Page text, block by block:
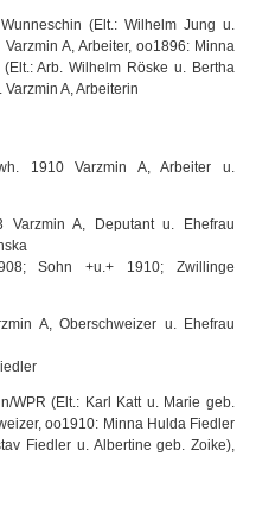
(Elt.: Wilhelm Jung u.
A, Arbeiter, oo1896: Minna
Arb. Wilhelm Röske u. Bertha
A, Arbeiterin
1910 Varzmin A, Arbeiter u.
Varzmin A, Deputant u. Ehefrau
Sohn +u.+ 1910; Zwillinge
A, Oberschweizer u. Ehefrau
WPR (Elt.: Karl Katt u. Marie geb.
oo1910: Minna Hulda Fiedler
Fiedler u. Albertine geb. Zoike),